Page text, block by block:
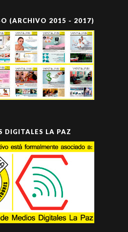
(ARCHIVO 2015 - 2017)
DIGITALES LA PAZ